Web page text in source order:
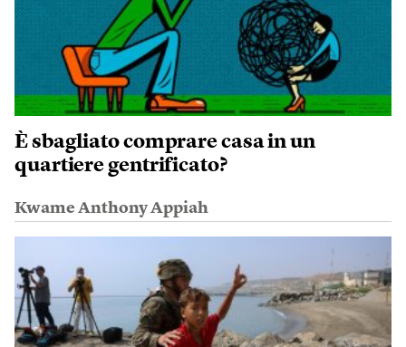
È sbagliato comprare casa in un
quartiere gentrificato?
Kwame Anthony Appiah